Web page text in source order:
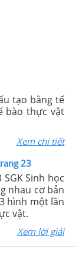
tạo bằng tế
bào thực vật
Xem chi tiết
23
Sinh học
nhau cơ bản
hình một lần
vật.
Xem lời giải